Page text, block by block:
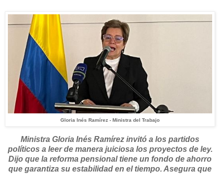
Gloria Inés Ramírez - Ministra del Trabajo
Ministra Gloria Inés Ramírez invitó a los partidos
políticos a leer de manera juiciosa los proyectos de ley.
Dijo que la reforma pensional tiene un fondo de ahorro
que garantiza su estabilidad en el tiempo. Asegura que